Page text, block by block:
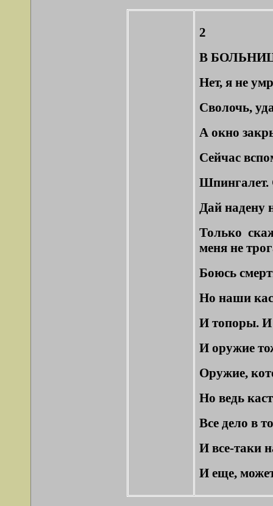
2
В
Нет, я не
Сволочь,
А окно
Сейчас
Шпингалет.
Дай надену
Только
меня не
Боюсь
Но наши
И топоры. И
И оружие
Оружие,
Но ведь
Все дело в
И все-таки
И еще,